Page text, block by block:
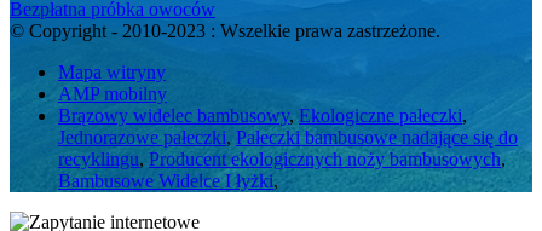
Bezpłatna próbka owoców
© Copyright - 2010-2023 : Wszelkie prawa zastrzeżone.
Mapa witryny
AMP mobilny
Brązowy widelec bambusowy,Ekologiczne pałeczki,
Jednorazowe pałeczki, Pałeczki bambusowe nadające się do
recyklingu, Producent ekologicznych noży bambusowych,
Bambusowe Widelce I łyżki,